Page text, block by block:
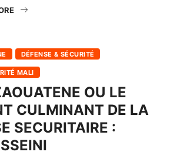
DÉFENSE & SÉCURITÉ
MALI
OU LE
CULMINANT DE LA
SECURITAIRE :